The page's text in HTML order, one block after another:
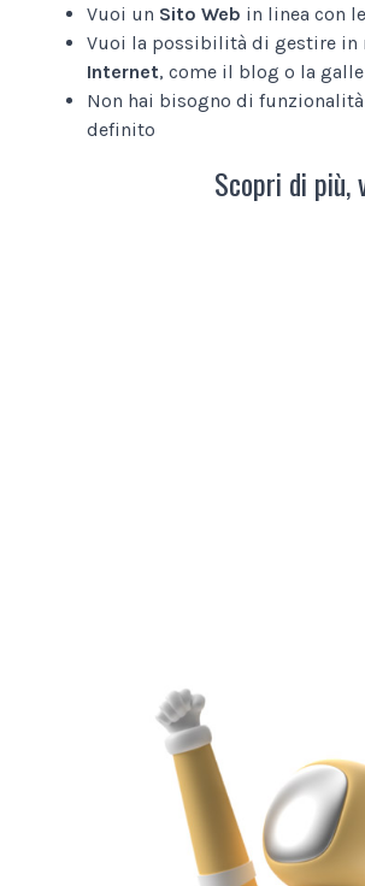
Vuoi un Sito Web in linea con
Vuoi la possibilità di gestire in
Internet, come il blog o la
Non hai bisogno di
definito
Scopri di